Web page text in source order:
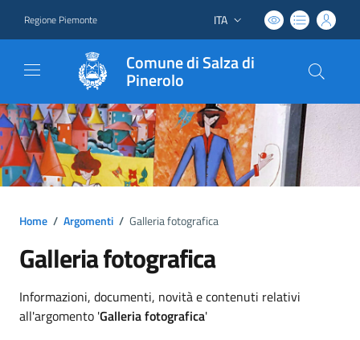
Regione Piemonte Lingua attiva:
ITA
Comune di Salza di
Pinerolo
Home / Argomenti / Galleria fotografica
Galleria fotografica
Dettagli argomento
Informazioni, documenti, novità e contenuti relativi
all'argomento 'Galleria fotografica'